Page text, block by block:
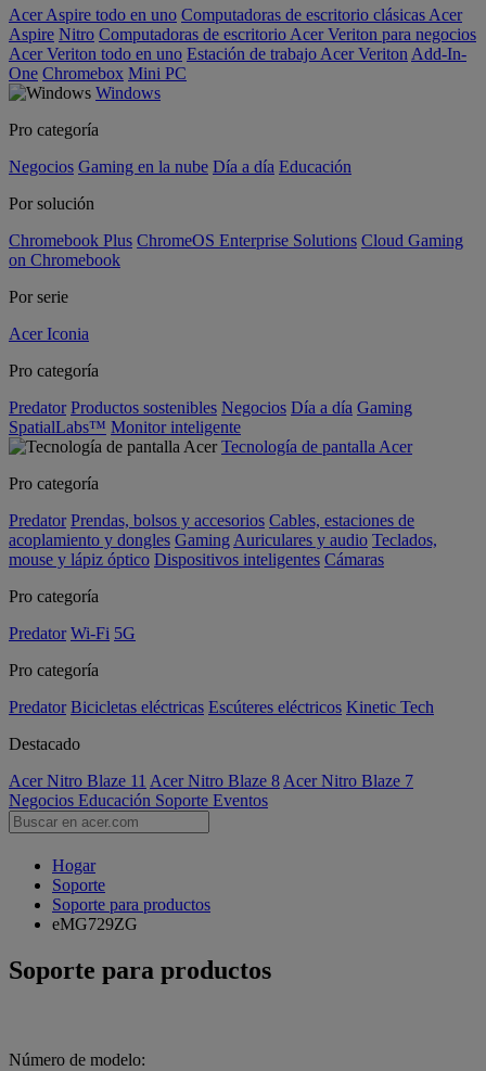
Acer Aspire todo en uno Computadoras de escritorio clásicas Acer
Aspire Nitro Computadoras de escritorio Acer Veriton para negocios
Acer Veriton todo en uno Estación de trabajo Acer Veriton Add-In-
One Chromebox Mini PC
Windows
Pro categoría
Negocios Gaming en la nube Día a día Educación
Por solución
Chromebook Plus ChromeOS Enterprise Solutions Cloud Gaming
on Chromebook
Por serie
Acer Iconia
Pro categoría
Predator Productos sostenibles Negocios Día a día Gaming
SpatialLabs™ Monitor inteligente
Tecnología de pantalla Acer
Pro categoría
Predator Prendas, bolsos y accesorios Cables, estaciones de
acoplamiento y dongles Gaming Auriculares y audio Teclados,
mouse y lápiz óptico Dispositivos inteligentes Cámaras
Pro categoría
Predator Wi-Fi 5G
Pro categoría
Predator Bicicletas eléctricas Escúteres eléctricos Kinetic Tech
Destacado
Acer Nitro Blaze 11 Acer Nitro Blaze 8 Acer Nitro Blaze 7
Negocios Educación Soporte Eventos
Hogar
Soporte
Soporte para productos
eMG729ZG
Soporte para productos
Número de modelo: